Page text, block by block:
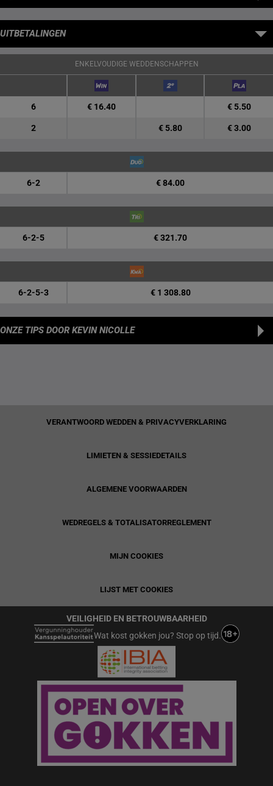
UITBETALINGEN
ENKELVOUDIGE WEDDENSCHAPPEN
6 € 16.40 € 5.50
2 € 5.80 € 3.00
6-2 € 84.00
6-2-5 € 321.70
6-2-5-3 € 1 308.80
ONZE TIPS DOOR KEVIN NICOLLE
VERANTWOORD WEDDEN & PRIVACYVERKLARING
LIMIETEN & SESSIEDETAILS
ALGEMENE VOORWAARDEN
WEDREGELS & TOTALISATORREGLEMENT
MIJN COOKIES
LIJST MET COOKIES
VEILIGHEID EN BETROUWBAARHEID
Wat kost gokken jou? Stop op tijd.